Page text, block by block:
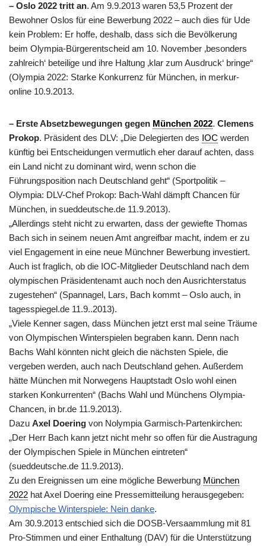
– Oslo 2022 tritt an. Am 9.9.2013 waren 53,5 Prozent der
Bewohner Oslos für eine Bewerbung 2022 – auch dies für Ude
kein Problem: Er hoffe, deshalb, dass sich die Bevölkerung
beim Olympia-Bürgerentscheid am 10. November ‚besonders
zahlreich‘ beteilige und ihre Haltung ‚klar zum Ausdruck‘ bringe“
(Olympia 2022: Starke Konkurrenz für München, in merkur-
online 10.9.2013.
– Erste Absetzbewegungen gegen München 2022. Clemens
Prokop. Präsident des DLV: „Die Delegierten des IOC werden
künftig bei Entscheidungen vermutlich eher darauf achten, dass
ein Land nicht zu dominant wird, wenn schon die
Führungsposition nach Deutschland geht“ (Sportpolitik –
Olympia: DLV-Chef Prokop: Bach-Wahl dämpft Chancen für
München, in sueddeutsche.de 11.9.2013).
„Allerdings steht nicht zu erwarten, dass der gewiefte Thomas
Bach sich in seinem neuen Amt angreifbar macht, indem er zu
viel Engagement in eine neue Münchner Bewerbung investiert.
Auch ist fraglich, ob die IOC-Mitglieder Deutschland nach dem
olympischen Präsidentenamt auch noch den Ausrichterstatus
zugestehen“ (Spannagel, Lars, Bach kommt – Oslo auch, in
tagesspiegel.de 11.9..2013).
„Viele Kenner sagen, dass München jetzt erst mal seine Träume
von Olympischen Winterspielen begraben kann. Denn nach
Bachs Wahl könnten nicht gleich die nächsten Spiele, die
vergeben werden, auch nach Deutschland gehen. Außerdem
hätte München mit Norwegens Hauptstadt Oslo wohl einen
starken Konkurrenten“ (Bachs Wahl und Münchens Olympia-
Chancen, in br.de 11.9.2013).
Dazu Axel Doering von Nolympia Garmisch-Partenkirchen:
„Der Herr Bach kann jetzt nicht mehr so offen für die Austragung
der Olympischen Spiele in München eintreten“
(sueddeutsche.de 11.9.2013).
Zu den Ereignissen um eine mögliche Bewerbung München
2022 hat Axel Doering eine Pressemitteilung herausgegeben:
Olympische Winterspiele: Nein danke.
Am 30.9.2013 entschied sich die DOSB-Versaammlung mit 81
Pro-Stimmen und einer Enthaltung (DAV) für die Unterstützung